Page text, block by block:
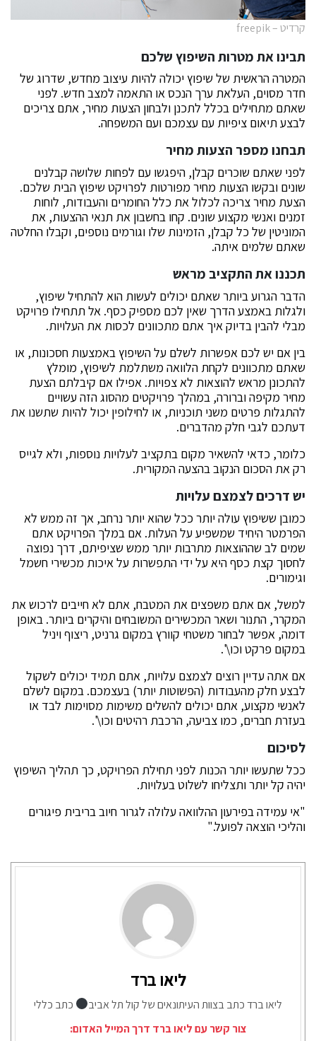
קרדיט – freepik
תבינו את מטרות השיפוץ שלכם
המטרה הראשית של שיפוץ יכולה להיות עיצוב מחדש, שדרוג של
חדר מסוים, העלאת ערך הנכס או התאמה למצב חדש. לפני
שאתם מתחילים בכלל לתכנן ולבחון הצעות מחיר, אתם צריכים
לבצע תיאום ציפיות עם עצמכם ועם המשפחה.
תבחנו מספר הצעות מחיר
לפני שאתם שוכרים קבלן, היפגשו עם לפחות שלושה קבלנים
שונים ובקשו הצעות מחיר מפורטות לפרויקט שיפוץ הבית שלכם.
הצעת מחיר צריכה לכלול את כלל החומרים והעבודות, לוחות
זמנים ואנשי מקצוע שונים. קחו בחשבון את תנאי ההצעות, את
המוניטין של כל קבלן, הזמינות שלו וגורמים נוספים, וקבלו החלטה
שאתם שלמים איתה.
תכננו את התקציב מראש
הדבר הגרוע ביותר שאתם יכולים לעשות הוא להתחיל שיפוץ,
ולגלות באמצע הדרך שאין לכם מספיק כסף. אל תתחילו פרויקט
מבלי להבין בדיוק איך אתם מתכוונים לכסות את העלויות.
בין אם יש לכם אפשרות לשלם על השיפוץ באמצעות חסכונות, או
שאתם מתכוונים לקחת הלוואה משתלמת לשיפוץ, מומלץ
להתכונן מראש להוצאות לא צפויות. אפילו אם קיבלתם הצעת
מחיר מקיפה וברורה, במהלך פרויקטים מהסוג הזה עשויים
להתגלות פרטים משני תוכניות, או לחילופין יכול להיות שתשנו את
דעתכם לגבי חלק מהדברים.
כלומר, כדאי להשאיר מקום בתקציב לעלויות נוספות, ולא לגייס
רק את הסכום הנקוב בהצעה המקורית.
יש דרכים לצמצם עלויות
כמובן ששיפוץ עולה יותר ככל שהוא יותר נרחב, אך זה ממש לא
הפרמטר היחיד שמשפיע על העלות. אם במלך הפרויקט אתם
שמים לב שההוצאות מתרבות יותר ממש שציפיתם, דרך נפוצה
לחסוך קצת כסף היא על ידי התפשרות על איכות מכשירי חשמל
וגימורים.
למשל, אם אתם משפצים את המטבח, אתם לא חייבים לרכוש את
המקרר, התנור ושאר המכשירים המשובחים והיקרים ביותר. באופן
דומה, אפשר לבחור משטחי קוורץ במקום גרניט, ריצוף ויניל
במקום פרקט וכו\'.
אם אתה עדיין רוצים לצמצם עלויות, אתם תמיד יכולים לשקול
לבצע חלק מהעבודות (הפשוטות יותר) בעצמכם. במקום לשלם
לאנשי מקצוע, אתם יכולים להשלים משימות מסוימות לבד או
בעזרת חברים, כמו צביעה, הרכבת רהיטים וכו\'.
לסיכום
ככל שתעשו יותר הכנות לפני תחילת הפרויקט, כך תהליך השיפוץ
יהיה קל יותר ותצליחו לשלוט בעלויות.
"אי עמידה בפירעון ההלוואה עלולה לגרור חיוב בריבית פיגורים
והליכי הוצאה לפועל."
ליאו ברד
ליאו ברד כתב בצוות העיתונאים של קול תל אביב
כתב כללי
צור קשר עם ליאו ברד דרך המייל האדום: